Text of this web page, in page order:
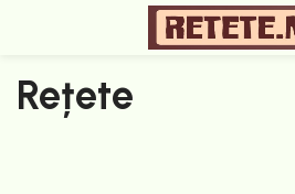
Rețete